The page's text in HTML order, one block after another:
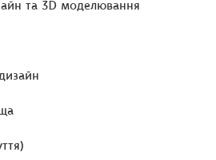
та 3D моделювання